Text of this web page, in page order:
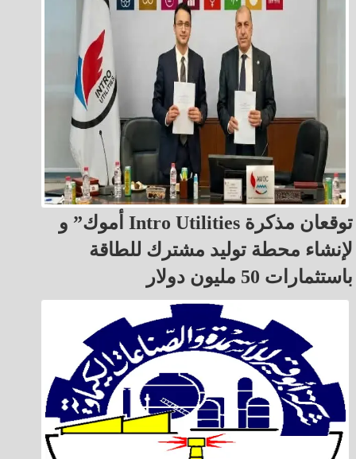
أموك” و Intro Utilities توقعان مذكرة
لإنشاء محطة توليد مشترك للطاقة
باستثمارات 50 مليون دولار